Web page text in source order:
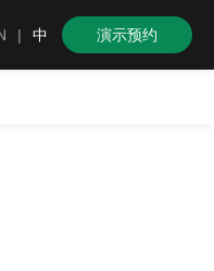
| 中 演示预约